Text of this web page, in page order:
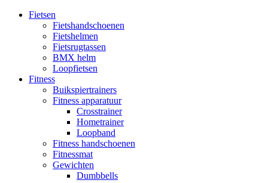
Fietsen
Fietshandschoenen
Fietshelmen
Fietsrugtassen
BMX helm
Loopfietsen
Fitness
Buikspiertrainers
Fitness apparatuur
Crosstrainer
Hometrainer
Loopband
Fitness handschoenen
Fitnessmat
Gewichten
Dumbbells